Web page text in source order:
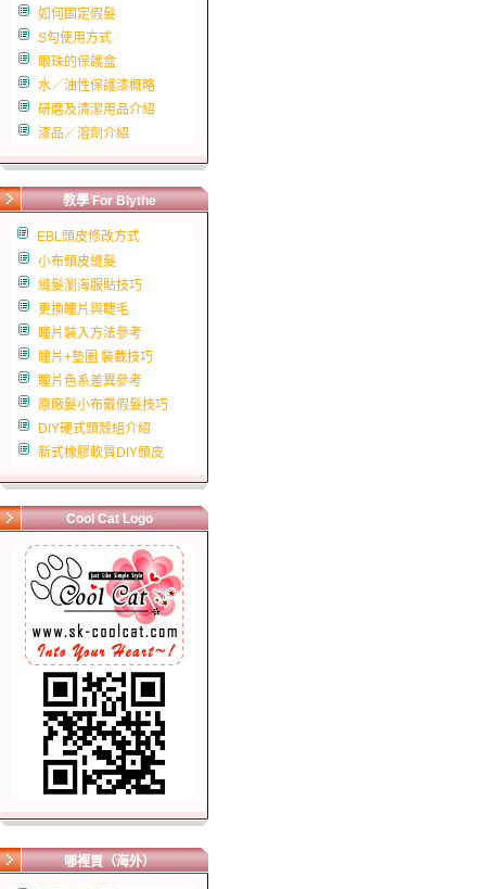
如何固定假髮
S勾使用方式
眼珠的保護盒
水／油性保護漆概略
研磨及清潔用品介紹
漆品／溶劑介紹
教學 For Blythe
EBL頭皮修改方式
小布頭皮縫髮
縫髮瀏海服貼技巧
更換瞳片與睫毛
瞳片裝入方法參考
瞳片+墊圈 裝載技巧
瞳片色系差異參考
原廠髮小布戴假髮技巧
DIY硬式頭殼組介紹
新式橡膠軟質DIY頭皮
Cool Cat Logo
哪裡買（海外）